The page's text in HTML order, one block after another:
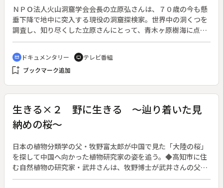
ＮＰＯ法人火山洞窟学会会長の立原弘さんは、７０歳の今も懸
垂下降で地中に突入する現役の洞窟探検家。世界中の洞くつを
調査し、知り尽くした立原さんにとって、青木ヶ原樹海に点在
している富士山の洞くつは未だに好奇心に駆られる対象なのだ
という。それは空間の大きさや洞くつの規模といった対象のス
ケールではなく、地質学的に洞くつの生成過程が世界に類をみ
ない特殊な状況なのだという。◆立原さんは時間の許す限り富
いる。その過程で、富士の洞窟群がその価値を知らぬがあまり
ゴミ捨て場になっていたり、破壊されていることに憤りを覚え
ている。尊い富士山の自然をどう後世につたえていこうか。富
士山と人間の接点を模索する立原さんの富士山での活動に同行
原樹海を進んでいくと、ぽっかりと口をあけた薄気味悪い穴。
周囲から内部をうかがう事はできない。ロープを使って懸垂下
降していかないと内部には入れない。この洞くつを調査するた
cinematic_blur ドキュメンタリー tv テレビ番組
bookmark_add ブックマーク追加
生きる×２ 野に生きる ～辿り着いた見
納めの桜～
日本の植物分類学の父・牧野富太郎が中国で見た「大陸の桜」
を探して中国へ向かった植物研究家の姿を追う。◆高知市に住
む自然植物の研究家・武井さんは、牧野博士が武井さんの父親
に託した「山桜＝センダイヤザクラ」を高知に広める活動を、